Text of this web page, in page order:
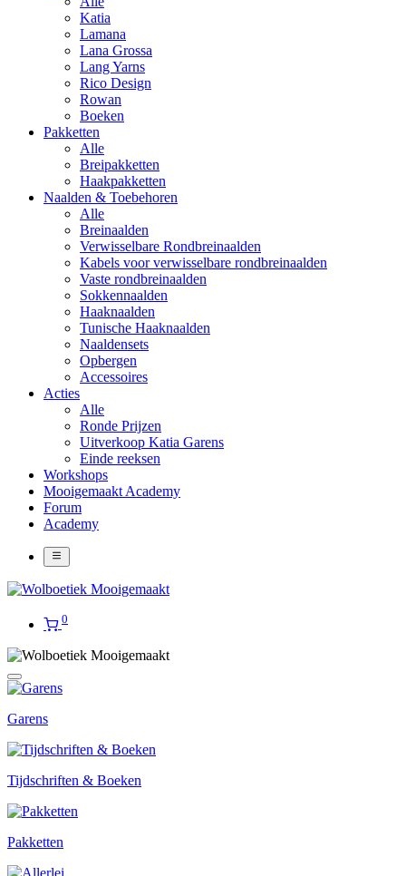
Katia
Lamana
Lana Grossa
Lang Yarns
Rico Design
Rowan
Boeken
Pakketten
Alle
Breipakketten
Haakpakketten
Naalden & Toebehoren
Alle
Breinaalden
Verwisselbare Rondbreinaalden
Kabels voor verwisselbare rondbreinaalden
Vaste rondbreinaalden
Sokkennaalden
Haaknaalden
Tunische Haaknaalden
Naaldensets
Opbergen
Accessoires
Acties
Alle
Ronde Prijzen
Uitverkoop Katia Garens
Einde reeksen
Workshops
Mooigemaakt Academy
Forum
Academy
0
Garens
Tijdschriften & Boeken
Pakketten